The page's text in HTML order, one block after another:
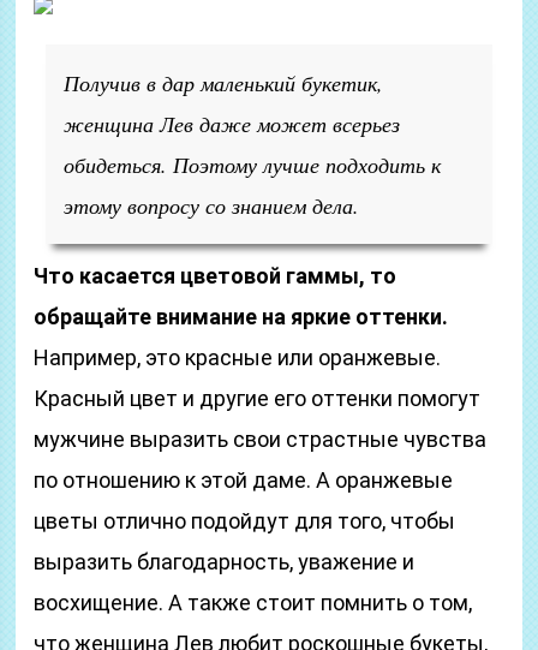
Получив в дар маленький букетик,
женщина Лев даже может всерьез
обидеться. Поэтому лучше подходить к
этому вопросу со знанием дела.
Что касается цветовой гаммы, то
обращайте внимание на яркие оттенки.
Например, это красные или оранжевые.
Красный цвет и другие его оттенки помогут
мужчине выразить свои страстные чувства
по отношению к этой даме. А оранжевые
цветы отлично подойдут для того, чтобы
выразить благодарность, уважение и
восхищение. А также стоит помнить о том,
что женщина Лев любит роскошные букеты,